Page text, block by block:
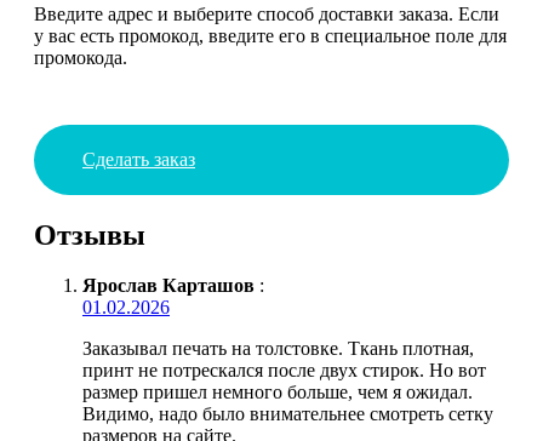
Введите адрес и выберите способ доставки заказа. Если
у вас есть промокод, введите его в специальное поле для
промокода.
Сделать заказ
Отзывы
Ярослав Карташов :
01.02.2026
Заказывал печать на толстовке. Ткань плотная,
принт не потрескался после двух стирок. Но вот
размер пришел немного больше, чем я ожидал.
Видимо, надо было внимательнее смотреть сетку
размеров на сайте.